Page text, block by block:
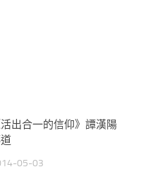
活出合一的信仰》譚漢陽
05-03